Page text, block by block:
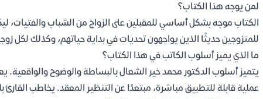
لمن يوجه هذا الكتاب؟
الكتاب موجه بشكل أساسي للمقبلين على الزواج من الشباب والفتيات،
للمتزوجين حديثًا الذين يواجهون تحديات في بداية حياتهم، وكذلك لكل
ما الذي يميز أسلوب الكاتب في هذا الكتاب؟
يتميز أسلوب الدكتور محمد خير الشعال بالبساطة والوضوح والواقعية.
عملية قابلة للتطبيق مباشرة، مبتعدًا عن التنظير المعقد. يخاطب